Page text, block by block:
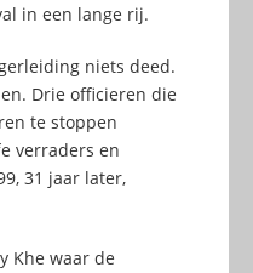
in een lange rij.
niets deed.
Drie officieren die
te stoppen
verraders en
31 jaar later,
Khe waar de